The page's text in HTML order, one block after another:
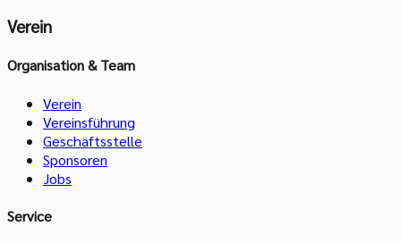
Verein
Organisation & Team
Verein
Vereinsführung
Geschäftsstelle
Sponsoren
Jobs
Service